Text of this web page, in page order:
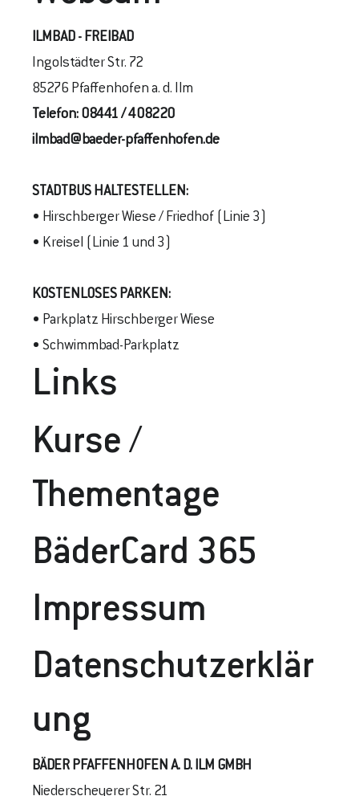
ILMBAD - FREIBAD
Ingolstädter Str. 72
85276 Pfaffenhofen a. d. Ilm
Telefon: 08441 / 408220
ilmbad@baeder-pfaffenhofen.de
STADTBUS HALTESTELLEN:
• Hirschberger Wiese / Friedhof (Linie 3)
• Kreisel (Linie 1 und 3)
KOSTENLOSES PARKEN:
• Parkplatz Hirschberger Wiese
• Schwimmbad-Parkplatz
Links
Kurse /
Thementage
BäderCard 365
Impressum
Datenschutzerklär
Ung
BÄDER PFAFFENHOFEN A. D. ILM GMBH
Niederscheyerer Str. 21